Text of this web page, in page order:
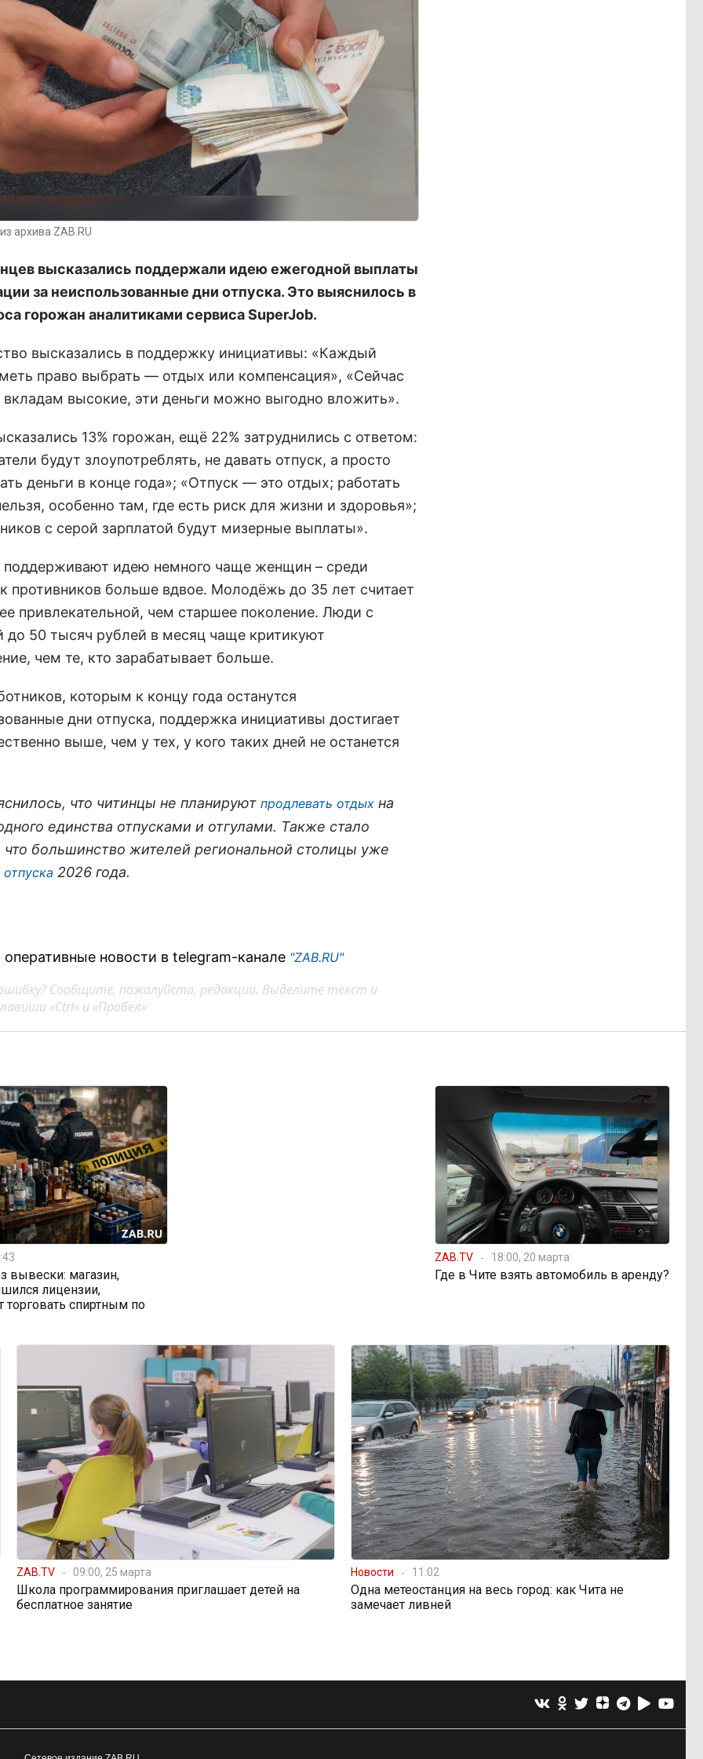
архива ZAB.RU
высказались поддержали идею ежегодной выплаты
за неиспользованные дни отпуска. Это выяснилось в
горожан аналитиками сервиса SuperJob.
высказались в поддержку инициативы: «Каждый
право выбрать — отдых или компенсация», «Сейчас
вкладам высокие, эти деньги можно выгодно вложить».
13% горожан, ещё 22% затруднились с ответом:
будут злоупотреблять, не давать отпуск, а просто
деньги в конце года»; «Отпуск — это отдых; работать
особенно там, где есть риск для жизни и здоровья»;
с серой зарплатой будут мизерные выплаты».
идею немного чаще женщин – среди
противников больше вдвое. Молодёжь до 35 лет считает
привлекательной, чем старшее поколение. Люди с
до 50 тысяч рублей в месяц чаще критикуют
чем те, кто зарабатывает больше.
которым к концу года останутся
дни отпуска, поддержка инициативы достигает
выше, чем у тех, у кого таких дней не останется
что читинцы не планируют продлевать отдых на
единства отпусками и отгулами. Также стало
что большинство жителей региональной столицы уже
2026 года.
новости в telegram-канале "ZAB.RU"
Сообщите, пожалуйста, редакции. Выделите текст и
«Ctrl» и «Пробел»
вывески: магазин,
лицензии,
торговать спиртным по
ZAB.TV 18:00, 20 марта
Где в Чите взять автомобиль в аренду?
ZAB.TV 09:00, 25 марта
Школа программирования приглашает детей на
бесплатное занятие
Новости 11:02
Одна метеостанция на весь город: как Чита не
замечает ливней